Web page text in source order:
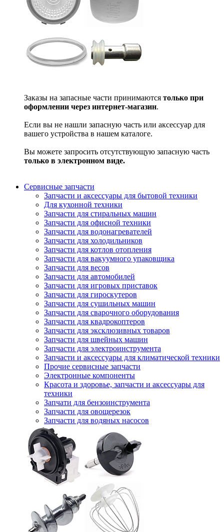
Заказы на запасные части принимаются только при
оформлении через интернет-магазин.
Если вы не нашли запасную часть или аксессуар для
вашего устройства в нашем каталоге.
Вы можете запросить отсутствующую запасную часть
только в электронном виде.
Сервисные запчасти
Запчасти и аксессуары для бытовой техники
Для кухонной техники
Запчасти для стиральных машин
Запчасти для офисной техники
Запчасти для водонагревателей
Запчасти для холодильников
Запчасти для котлов отопления
Запчасти для вакуумного упаковщика
Запчасти для весов
Запчасти для автомобилей
Запчасти для игровых приставок
Запчасти для гироскутеров
Запчасти для сушильных машин
Запчасти для сварочного оборудования
Запчасти для квадрокоптеров
Запчасти для эксклюзивных товаров
Запчасти для швейных машин
Запчасти для электроинструмента
Запчасти и аксессуары для климатической техники
Прочие сервисные запчасти
Электронные компоненты
Красота и здоровье, запчасти и аксессуары для
техники
Запчати для бензоинструмента
Запчасти для овощерезок
Запчасти для водяных насосов